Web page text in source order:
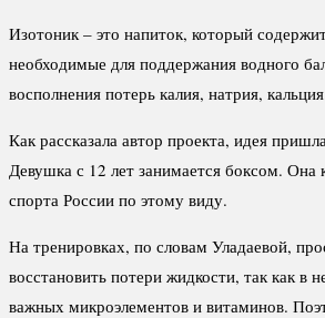
Изотоник – это напиток, который
необходимые для поддержания водного
восполнения потерь калия, натрия,
Как рассказала автор проекта, идея
Девушка с 12 лет занимается боксом. Она
спорта России по этому виду.
На тренировках, по словам Уладаевой,
восстановить потери жидкости, так как в
важных микроэлементов и витаминов.